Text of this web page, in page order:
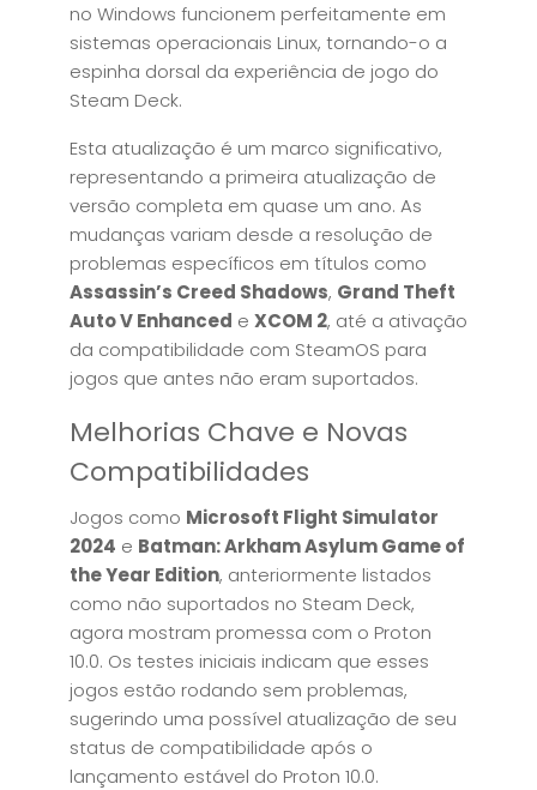
no Windows funcionem perfeitamente em
sistemas operacionais Linux, tornando-o a
espinha dorsal da experiência de jogo do
Steam Deck.
Esta atualização é um marco significativo,
representando a primeira atualização de
versão completa em quase um ano. As
mudanças variam desde a resolução de
problemas específicos em títulos como
Assassin’s Creed Shadows, Grand Theft
Auto V Enhanced e XCOM 2, até a ativação
da compatibilidade com SteamOS para
jogos que antes não eram suportados.
Melhorias Chave e Novas
Compatibilidades
Jogos como Microsoft Flight Simulator
2024 e Batman: Arkham Asylum Game of
the Year Edition, anteriormente listados
como não suportados no Steam Deck,
agora mostram promessa com o Proton
10.0. Os testes iniciais indicam que esses
jogos estão rodando sem problemas,
sugerindo uma possível atualização de seu
status de compatibilidade após o
lançamento estável do Proton 10.0.